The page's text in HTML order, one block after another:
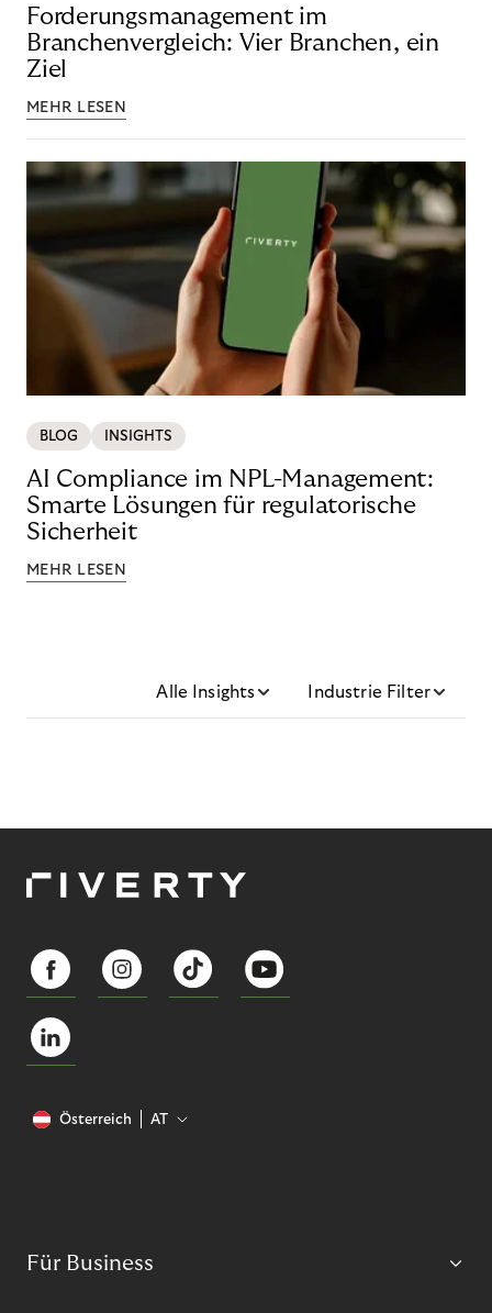
Forderungsmanagement im
Branchenvergleich: Vier Branchen, ein
Ziel
MEHR LESEN
BLOG INSIGHTS
AI Compliance im NPL-Management:
Smarte Lösungen für regulatorische
Sicherheit
MEHR LESEN
Alle Insights Industrie Filter
Österreich AT
Für Business